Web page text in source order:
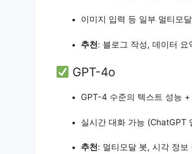
이미지 입력 등 일부 멀티모
추천: 블로그 작성, 데이터
GPT-4o
GPT-4 수준의 텍스트 성능 +
실시간 대화 가능 (ChatGPT
추천: 멀티모달 봇, 시각 정보